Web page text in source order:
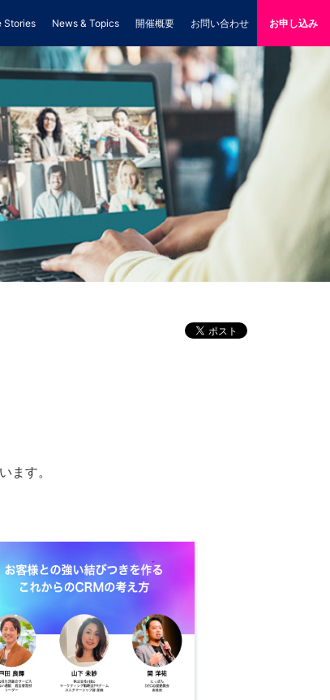
Stories News & Topics 開催概要 お問い合わせ お申し込み
ます。